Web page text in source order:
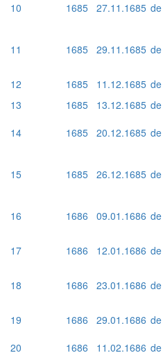
10 1685 27.11.1685 de
11 1685 29.11.1685 de
12 1685 11.12.1685 de
13
1685 13.12.1685 de
14
1685 20.12.1685 de
15 1685 26.12.1685 de
16 1686 09.01.1686 de
17 1686 12.01.1686 de
18 1686 23.01.1686 de
19 1686 29.01.1686 de
20
1686 11.02.1686 de